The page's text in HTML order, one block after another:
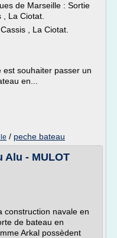
de Marseille : Sortie
La Ciotat.
, La Ciotat.
est souhaiter passer un
en...
/ peche bateau
Alu - MULOT
construction navale en
de bateau en
Arkal possèdent